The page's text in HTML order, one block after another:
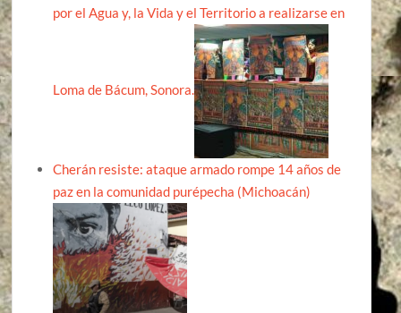
por el Agua y, la Vida y el Territorio a realizarse en
Loma de Bácum, Sonora.
Cherán resiste: ataque armado rompe 14 años de
paz en la comunidad purépecha (Michoacán)